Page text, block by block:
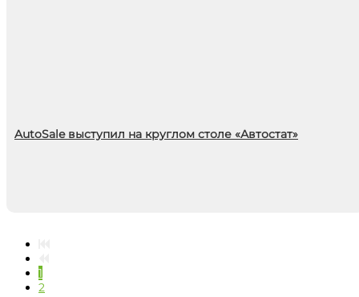
AutoSale выступил на круглом столе «Автостат»
1
2